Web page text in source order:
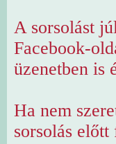
A sorsolást
Facebook-
üzenetben is
Ha nem
sorsolás